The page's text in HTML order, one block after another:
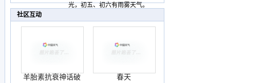
光，初五、初六有雨雾天气。
天气
社区互动
羊胎素抗衰神话破
春天